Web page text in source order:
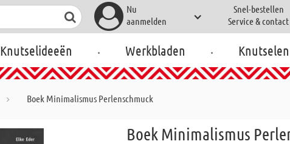
Nu
aanmelden
Snel-bestellen
Service & contact
Knutselideeën . Werkbladen .
Boek Minimalismus Perlenschmuck
Boek Minimalismus